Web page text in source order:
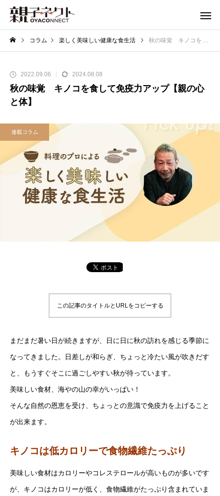
コラム 楽しく美味しい健康な食生活 秋の味覚 キノコを食して免疫力アップ【親の心と体】
2022.09.06 2024.08.08
秋の味覚 キノコを食して免疫力アップ【親の心
と体】
連載コラム
この記事のタイトルとURLをコピーする
まだまだ暑い日が続きますが、日に日に秋の訪れを感じる季節に
なってきました。日差しが和らぎ、ちょっと冷たい風が吹きだす
と、もうすぐそこに過ごしやすい秋が待っています。
美味しい食材、海やの山の幸がいっぱい！
そんな自然の恩恵を受け、ちょっとの意識で免疫力を上げること
が出来ます。
キノコは低カロリーで食物繊維たっぷり
美味しい食材はカロリーやコレステロールが高いものが多いです
が、キノコはカロリーが低く、食物繊維がたっぷり含まれていま